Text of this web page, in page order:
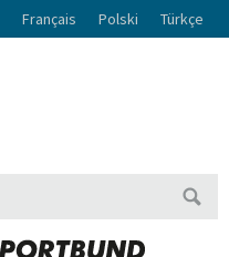
Français Polski Türkçe